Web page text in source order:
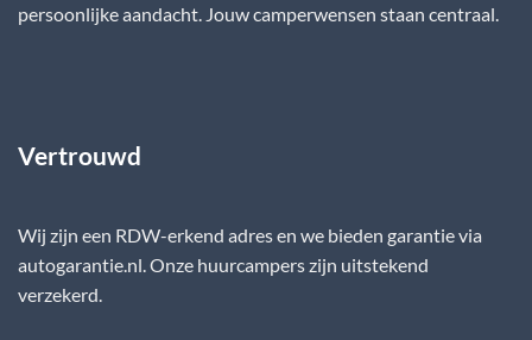
persoonlijke aandacht. Jouw camperwensen staan centraal.
Vertrouwd
Wij zijn een RDW-erkend adres en we bieden garantie via
autogarantie.nl. Onze huurcampers zijn uitstekend
verzekerd.